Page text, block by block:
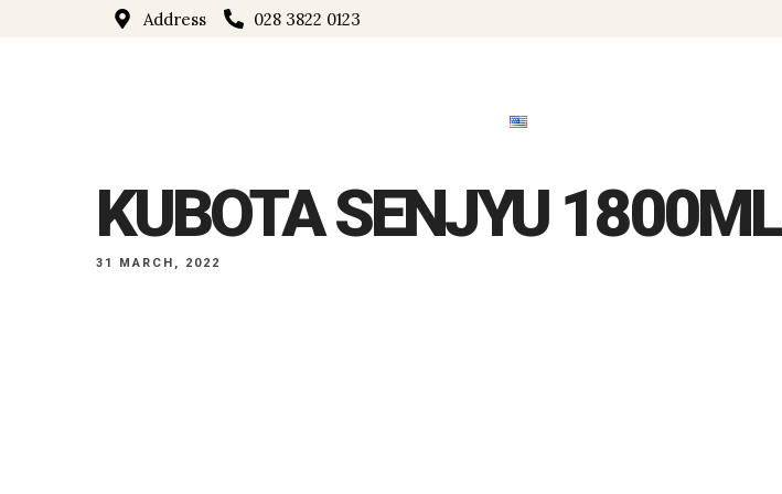
Address 028 3822 0123
KUBOTA SENJYU 1800ML
31 MARCH, 2022